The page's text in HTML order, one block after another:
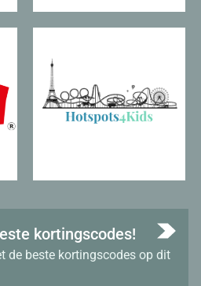
kortingscodes!
de beste kortingscodes op dit